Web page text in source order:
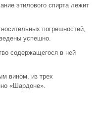
этилового спирта лежит
погрешностей,
успешно.
содержащегося в ней
вином, из трех
«Шардоне».